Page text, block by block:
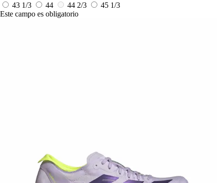
43 1/3
44 44 2/3
45 1/3
Este campo es obligatorio